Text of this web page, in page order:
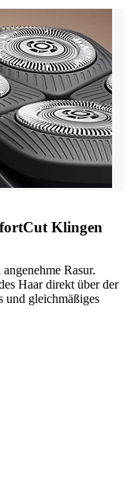
Klingen
Rasur.
Haar direkt über der
und gleichmäßiges